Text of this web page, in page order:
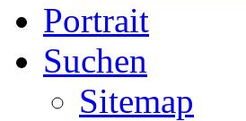
Portrait
Suchen
Sitemap